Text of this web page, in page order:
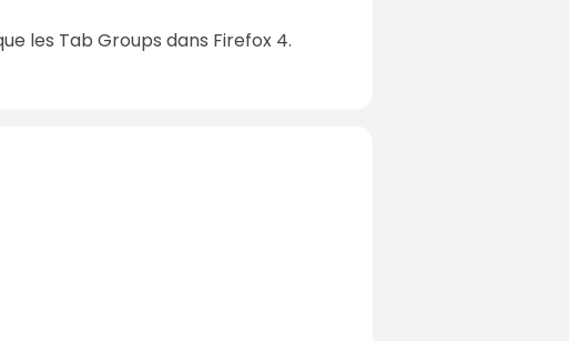
les Tab Groups dans Firefox 4.